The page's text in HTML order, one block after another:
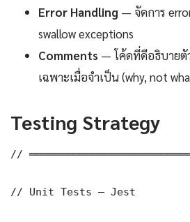
Error Handling — จัดการ
swallow exceptions
Comments — โค้ดที่ดีอธิบายตั
เฉพาะเมื่อจำเป็น (why, not
Testing Strategy
//
// Unit Tests — Jest